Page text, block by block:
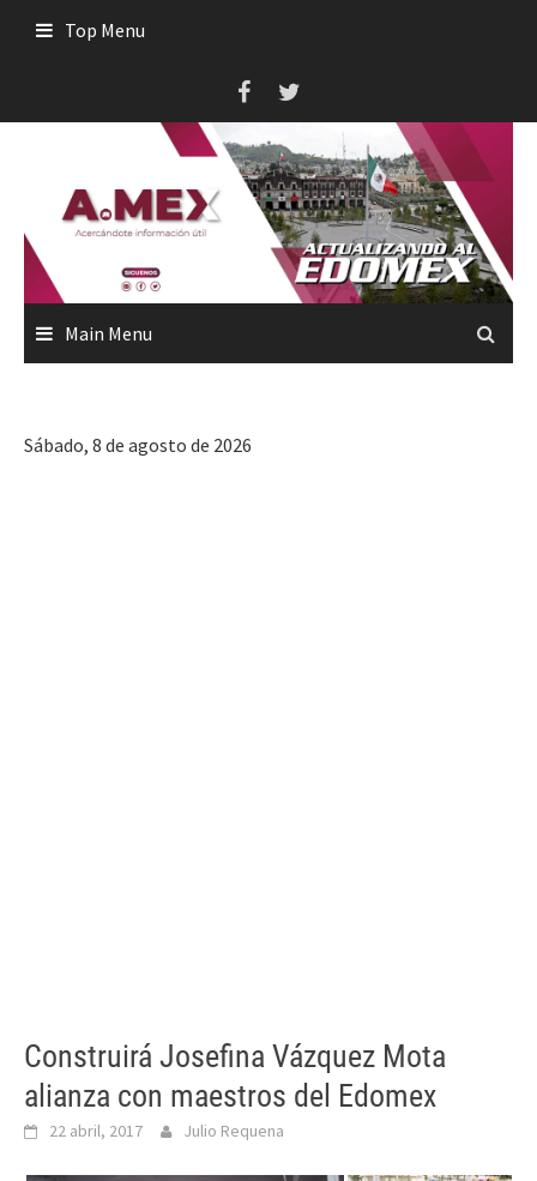
Top Menu
Main Menu
Sábado, 8 de agosto de 2026
Construirá Josefina Vázquez Mota
alianza con maestros del Edomex
22 abril, 2017 Julio Requena